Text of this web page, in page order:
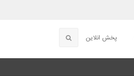
پخش انلاین